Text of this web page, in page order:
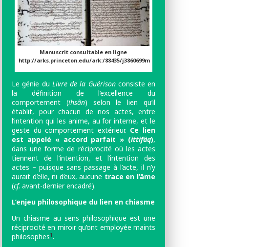
Manuscrit consultable en ligne
http://arks.princeton.edu/ark:/88435/j3860699m
Le génie du Livre de la Guérisonconsiste en
la définition de l’excellence du
comportement (ihsân) selon le lien qu’il
établit, pour chacun de nos actes, entre
l’intention qui les anime, au for interne, et le
geste du comportement extérieur. Ce lien
est appelé « accord parfait » (ittifâq),
dans une forme de réciprocité où les actes
tiennent de l’intention, et l’intention des
actes – puisque sans passage à l’acte, il n’y
aurait d’elle, ni d’eux, aucune trace en l’âme
(cf. avant-dernier encadré).
L’enjeu philosophique du lien en chiasme
Un chiasme au sens philosophique est une
réciprocité en miroir qu’ont employée maints
philosophes1.